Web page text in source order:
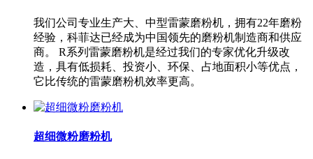
我们公司专业生产大、中型雷蒙磨粉机，拥有22年磨粉
经验，科菲达已经成为中国领先的磨粉机制造商和供应
商。 R系列雷蒙磨粉机是经过我们的专家优化升级改
造，具有低损耗、投资小、环保、占地面积小等优点，
它比传统的雷蒙磨粉机效率更高。
超细微粉磨粉机